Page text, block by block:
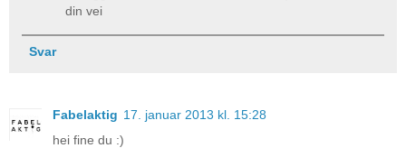
din vei
Svar
Fabelaktig 17. januar 2013 kl. 15:28
hei fine du :)